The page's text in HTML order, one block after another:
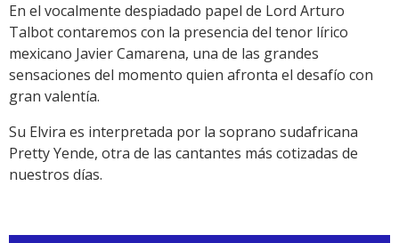
En el vocalmente despiadado papel de Lord Arturo
Talbot contaremos con la presencia del tenor lírico
mexicano Javier Camarena, una de las grandes
sensaciones del momento quien afronta el desafío con
gran valentía.
Su Elvira es interpretada por la soprano sudafricana
Pretty Yende, otra de las cantantes más cotizadas de
nuestros días.